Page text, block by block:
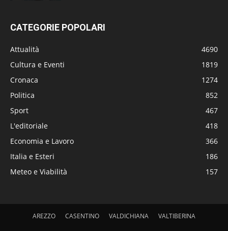
CATEGORIE POPOLARI
Attualità
4690
Cultura e Eventi
1819
Cronaca
1274
Politica
852
Sport
467
L'editoriale
418
Economia e Lavoro
366
Italia e Esteri
186
Meteo e Viabilità
157
AREZZO CASENTINO VALDICHIANA VALTIBERINA